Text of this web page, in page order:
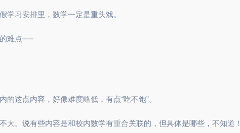
学习安排里，数学一定是重头戏。
难点——
这点内容，好像难度略低，有点“吃不饱”。
大。说有些内容是和校内数学有重合关联的，但具体是哪些，不知道！